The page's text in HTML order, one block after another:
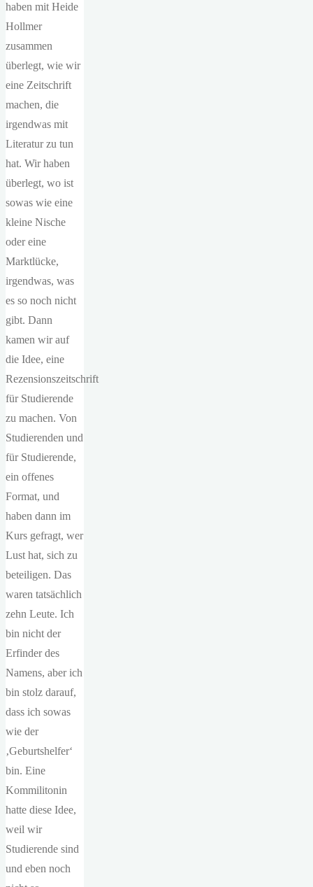
haben mit Heide
Hollmer
zusammen
überlegt, wie wir
eine Zeitschrift
machen, die
irgendwas mit
Literatur zu tun
hat. Wir haben
überlegt, wo ist
sowas wie eine
kleine Nische
oder eine
Marktlücke,
irgendwas, was
es so noch nicht
gibt. Dann
kamen wir auf
die Idee, eine
Rezensionszeitschrift
für Studierende
zu machen. Von
Studierenden und
für Studierende,
ein offenes
Format, und
haben dann im
Kurs gefragt, wer
Lust hat, sich zu
beteiligen. Das
waren tatsächlich
zehn Leute. Ich
bin nicht der
Erfinder des
Namens, aber ich
bin stolz darauf,
dass ich sowas
wie der
‚Geburtshelfer‘
bin. Eine
Kommilitonin
hatte diese Idee,
weil wir
Studierende sind
und eben noch